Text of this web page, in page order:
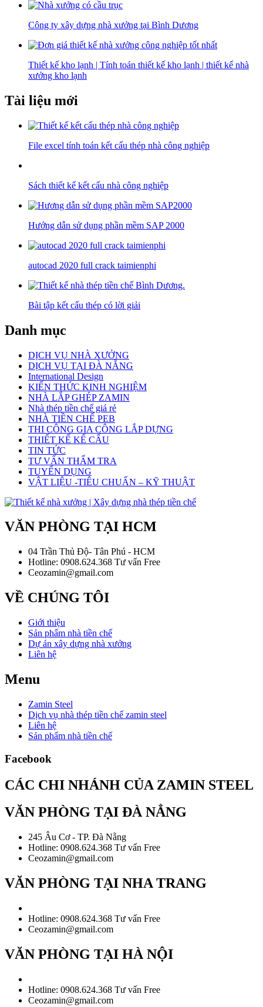
Công ty xây dựng nhà xưởng tại Bình Dương
Thiết kế kho lạnh | Tính toán thiết kế kho lạnh | thiết kế nhà
xưởng kho lạnh
Tài liệu mới
File excel tính toán kết cấu thép nhà công nghiệp
Sách thiết kế kết cấu nhà công nghiệp
Hướng dẫn sử dụng phần mềm SAP 2000
autocad 2020 full crack taimienphi
Bài tập kết cấu thép có lời giải
Danh mục
DỊCH VỤ NHÀ XƯỞNG
DỊCH VỤ TẠI ĐÀ NẴNG
International Design
KIẾN THỨC KINH NGHIỆM
NHÀ LẮP GHÉP ZAMIN
Nhà thép tiền chế giá rẻ
NHÀ TIỀN CHẾ PEB
THI CÔNG GIA CÔNG LẮP DỰNG
THIẾT KẾ KẾ CẤU
TIN TỨC
TƯ VẤN THẨM TRA
TUYỂN DỤNG
VẬT LIỆU -TIÊU CHUẨN – KỸ THUẬT
VĂN PHÒNG TẠI HCM
04 Trần Thủ Độ- Tân Phú - HCM
Hotline: 0908.624.368 Tư vấn Free
Ceozamin@gmail.com
VỀ CHÚNG TÔI
Giới thiệu
Sản phẩm nhà tiền chế
Dự án xây dựng nhà xưởng
Liên hệ
Menu
Zamin Steel
Dịch vụ nhà thép tiền chế zamin steel
Liên hệ
Sản phẩm nhà tiền chế
Facebook
CÁC CHI NHÁNH CỦA ZAMIN STEEL
VĂN PHÒNG TẠI ĐÀ NẲNG
245 Âu Cơ - TP. Đà Nẵng
Hotline: 0908.624.368 Tư vấn Free
Ceozamin@gmail.com
VĂN PHÒNG TẠI NHA TRANG
Hotline: 0908.624.368 Tư vấn Free
Ceozamin@gmail.com
VĂN PHÒNG TẠI HÀ NỘI
Hotline: 0908.624.368 Tư vấn Free
Ceozamin@gmail.com